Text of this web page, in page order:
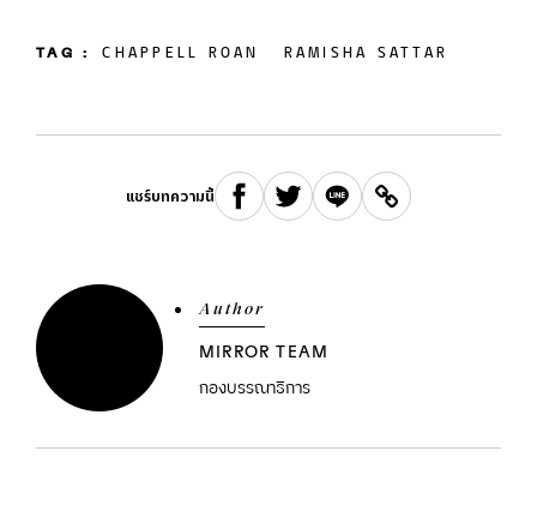
TAG : CHAPPELL ROAN RAMISHA SATTAR
แชร์บทความนี้
Author
MIRROR TEAM
กองบรรณาธิการ